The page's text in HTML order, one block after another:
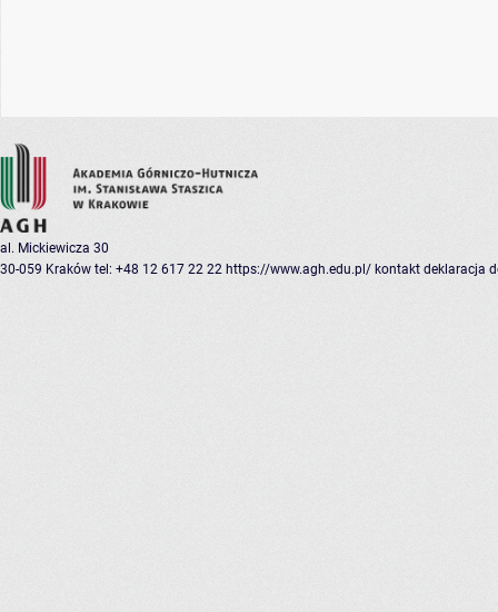
al. Mickiewicza 30
30-059 Kraków tel: +48 12 617 22 22 https://www.agh.edu.pl/ kontakt deklaracja